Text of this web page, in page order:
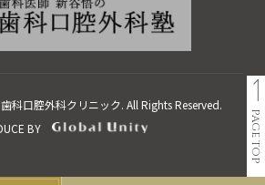
科口腔外科クリニック. All Rights Reserved.
BY
PAGE TOP